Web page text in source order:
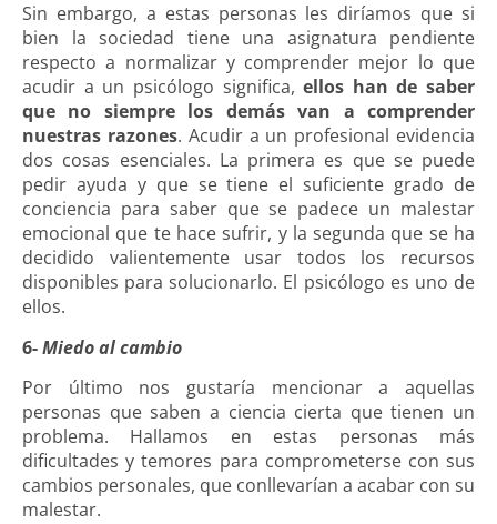
Sin embargo, a estas personas les diríamos que si
bien la sociedad tiene una asignatura pendiente
respecto a normalizar y comprender mejor lo que
acudir a un psicólogo significa,ellos han de saber
que no siempre los demás van a comprender
nuestras razones. Acudir a un profesional evidencia
dos cosas esenciales. La primera es que se puede
pedir ayuda y que se tiene el suficiente grado de
conciencia para saber que se padece un malestar
emocional que te hace sufrir, y la segunda que se ha
decidido valientemente usar todos los recursos
disponibles para solucionarlo. El psicólogo es uno de
ellos.
6-Miedo al cambio
Por último nos gustaría mencionar a aquellas
personas que saben a ciencia cierta que tienen un
problema. Hallamos en estas personas más
dificultades y temores para comprometerse con sus
cambios personales, que conllevarían a acabar con su
malestar.